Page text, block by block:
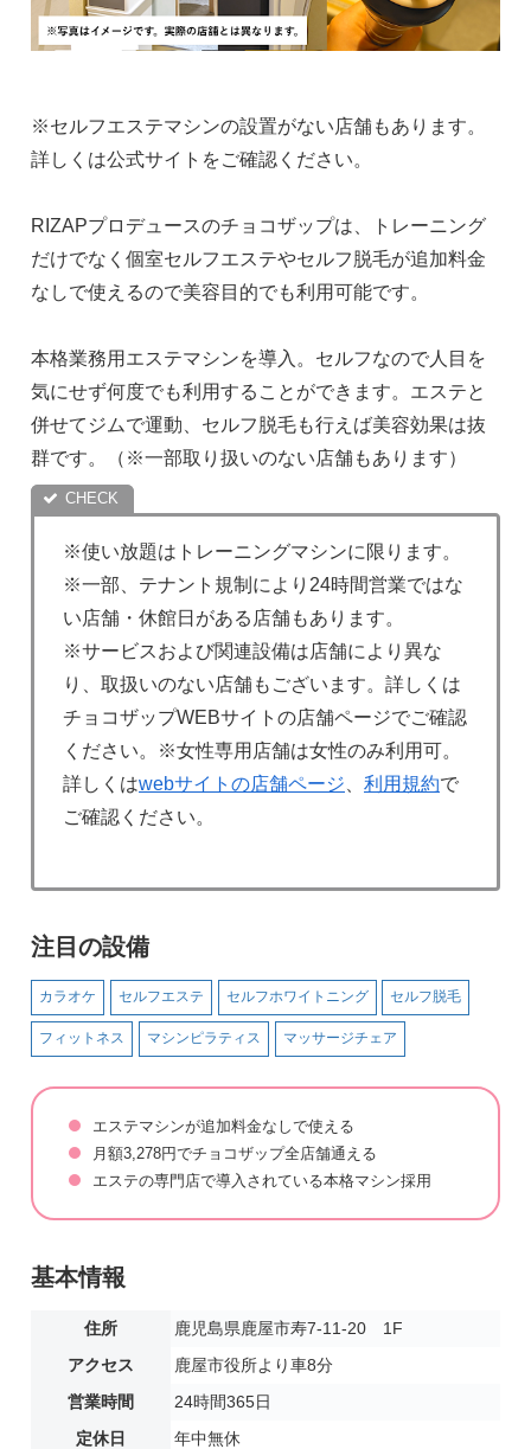
※セルフエステマシンの設置がない店舗もあります。
詳しくは公式サイトをご確認ください。
RIZAPプロデュースのチョコザップは、トレーニング
だけでなく個室セルフエステやセルフ脱毛が追加料金
なしで使えるので美容目的でも利用可能です。
本格業務用エステマシンを導入。セルフなので人目を
気にせず何度でも利用することができます。エステと
併せてジムで運動、セルフ脱毛も行えば美容効果は抜
群です。（※一部取り扱いのない店舗もあります）
※使い放題はトレーニングマシンに限ります。
※一部、テナント規制により24時間営業ではな
い店舗・休館日がある店舗もあります。
※サービスおよび関連設備は店舗により異な
り、取扱いのない店舗もございます。詳しくは
チョコザップWEBサイトの店舗ページでご確認
ください。※女性専用店舗は女性のみ利用可。
詳しくはwebサイトの店舗ページ 利用規約で
ご確認ください。
注目の設備
カラオケ セルフエステ セルフホワイトニング セルフ脱毛
フィットネス マシンピラティス マッサージチェア
エステマシンが追加料金なしで使える
月額3,278円でチョコザップ全店舗通える
エステの専門店で導入されている本格マシン採用
基本情報
住所
鹿児島県鹿屋市寿7-11-20 1F
アクセス
鹿屋市役所より車8分
営業時間
24時間365日
定休日
年中無休